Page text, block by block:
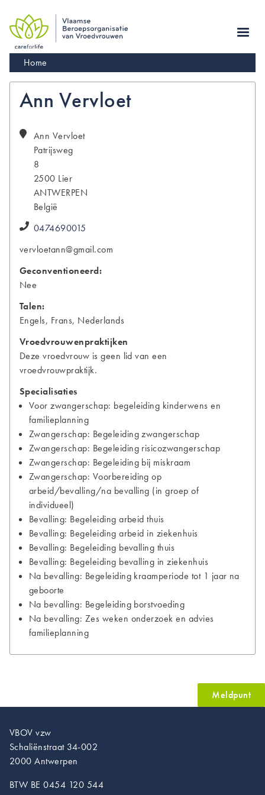
main
navigation
Kruimelpad
Home
Ann Vervloet
Ann Vervloet
Patrijsweg
8
2500 Lier
ANTWERPEN
België
0474690015
vervloetann@gmail.com
Geconventioneerd:
Nee
Talen:
Engels, Frans, Nederlands
Vroedvrouwenpraktijken
Deze vroedvrouw is geen lid van een
vroedvrouwpraktijk.
Specialisaties
Voor zwangerschap: begeleiding kinderwens en
familieplanning
Zwangerschap: Begeleiding zwangerschap
Zwangerschap: Begeleiding risicozwangerschap
Zwangerschap: Begeleiding bij miskraam
Zwangerschap: Voorbereiding op
arbeid/bevalling/na bevalling (in groep of
individueel)
Bevalling: Begeleiding arbeid thuis
Bevalling: Begeleiding arbeid in ziekenhuis
Bevalling: Begeleiding bevalling thuis
Bevalling: Begeleiding bevalling in ziekenhuis
Na bevalling: Begeleiding kraamperiode tot 1 jaar na
geboorte
Na bevalling: Begeleiding borstvoeding
Na bevalling: Zes weken onderzoek en advies
familieplanning
Meldpunt
VBOV vzw
Schaliënstraat 34-002
2000 Antwerpen
BTW BE 0454 120 544